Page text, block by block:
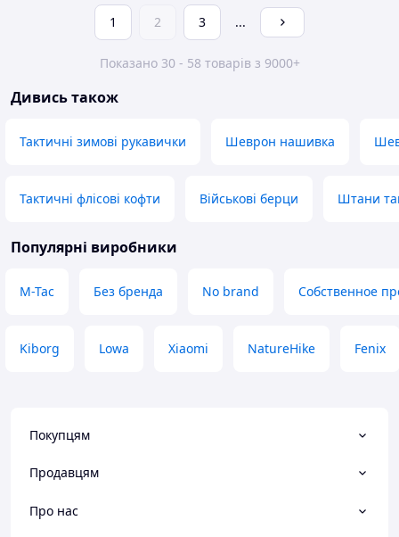
1 2 3 ...
Показано 30 - 58 товарів з 9000+
Дивись також
Тактичні зимові рукавички Шеврон нашивка
Тактичні флісові кофти Військові берци Штани
Популярні виробники
M-Tac Без бренда No brand Собственное
Kiborg Lowa Xiaomi NatureHike Fenix
Покупцям
Продавцям
Про нас